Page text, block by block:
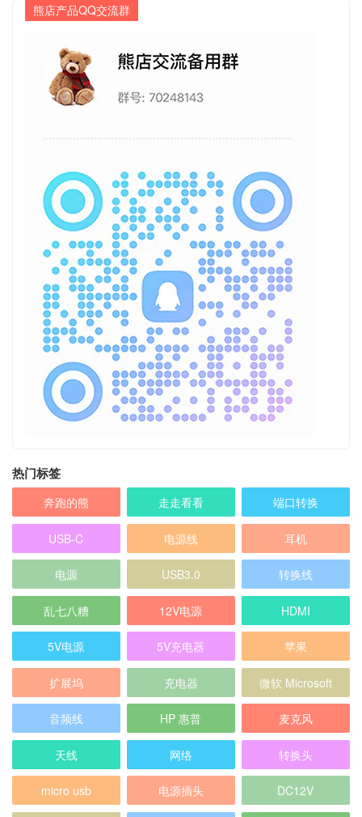
熊店产品QQ交流群
热门标签
奔跑的熊 走走看看 端口转换
USB-C 电源线 耳机
电源 USB3.0 转换线
乱七八糟 12V电源 HDMI
5V电源 5V充电器 苹果
扩展坞 充电器 微软 Microsoft
音频线 HP 惠普 麦克风
天线 网络 转换头
micro usb 电源插头 DC12V